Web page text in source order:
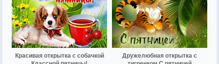
Красивая открытка с собачкой
Дружелюбная открытка с